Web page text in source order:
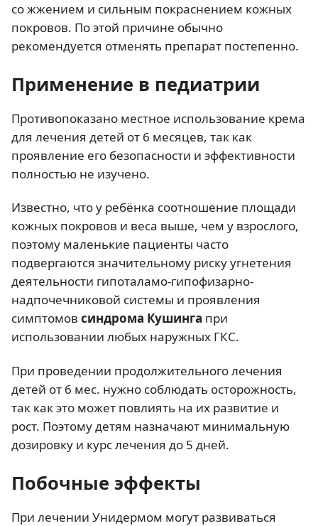
со жжением и сильным покраснением кожных
покровов. По этой причине обычно
рекомендуется отменять препарат постепенно.
Применение в педиатрии
Противопоказано местное использование крема
для лечения детей от 6 месяцев, так как
проявление его безопасности и эффективности
полностью не изучено.
Известно, что у ребёнка соотношение площади
кожных покровов и веса выше, чем у взрослого,
поэтому маленькие пациенты часто
подвергаются значительному риску угнетения
деятельности гипоталамо-гипофизарно-
надпочечниковой системы и проявления
симптомов синдрома Кушинга при
использовании любых наружных ГКС.
При проведении продолжительного лечения
детей от 6 мес. нужно соблюдать осторожность,
так как это может повлиять на их развитие и
рост. Поэтому детям назначают минимальную
дозировку и курс лечения до 5 дней.
Побочные эффекты
При лечении Унидермом могут развиваться